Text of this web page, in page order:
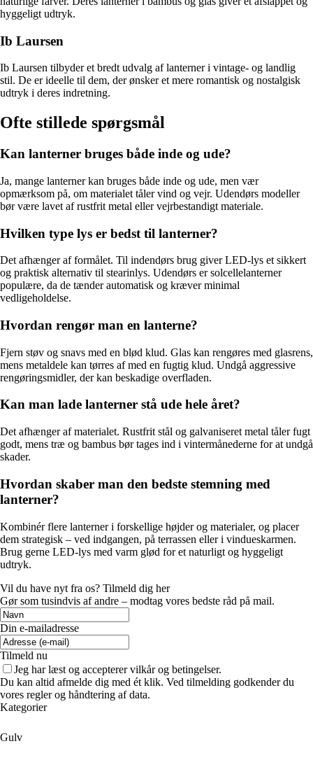
hyggeligt udtryk.
Ib Laursen
Ib Laursen tilbyder et bredt udvalg af lanterner i vintage- og landlig
stil. De er ideelle til dem, der ønsker et mere romantisk og nostalgisk
udtryk i deres indretning.
Ofte stillede spørgsmål
Kan lanterner bruges både inde og ude?
Ja, mange lanterner kan bruges både inde og ude, men vær
opmærksom på, om materialet tåler vind og vejr. Udendørs modeller
bør være lavet af rustfrit metal eller vejrbestandigt materiale.
Hvilken type lys er bedst til lanterner?
Det afhænger af formålet. Til indendørs brug giver LED-lys et sikkert
og praktisk alternativ til stearinlys. Udendørs er solcellelanterner
populære, da de tænder automatisk og kræver minimal
vedligeholdelse.
Hvordan rengør man en lanterne?
Fjern støv og snavs med en blød klud. Glas kan rengøres med glasrens,
mens metaldele kan tørres af med en fugtig klud. Undgå aggressive
rengøringsmidler, der kan beskadige overfladen.
Kan man lade lanterner stå ude hele året?
Det afhænger af materialet. Rustfrit stål og galvaniseret metal tåler fugt
godt, mens træ og bambus bør tages ind i vintermånederne for at undgå
skader.
Hvordan skaber man den bedste stemning med
lanterner?
Kombinér flere lanterner i forskellige højder og materialer, og placer
dem strategisk – ved indgangen, på terrassen eller i vindueskarmen.
Brug gerne LED-lys med varm glød for et naturligt og hyggeligt
udtryk.
Vil du have nyt fra os? Tilmeld dig her
Gør som tusindvis af andre – modtag vores bedste råd på mail.
Din e-mailadresse
Tilmeld nu
Jeg har læst og accepterer vilkår og betingelser.
Du kan altid afmelde dig med ét klik. Ved tilmelding godkender du
vores regler og håndtering af data.
Kategorier
Gulv